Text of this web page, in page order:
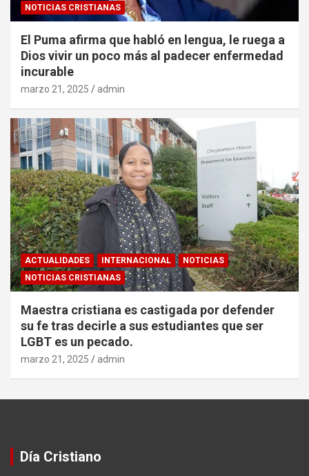
NOTICIAS CRISTIANAS
El Puma afirma que habló en lengua, le ruega a
Dios vivir un poco más al padecer enfermedad
incurable
marzo 21, 2025 admin
ACTUALIDADES INTERNACIONAL
NOTICIAS
NOTICIAS CRISTIANAS
Maestra cristiana es castigada por defender
su fe tras decirle a sus estudiantes que ser
LGBT es un pecado.
marzo 21, 2025 admin
Día Cristiano